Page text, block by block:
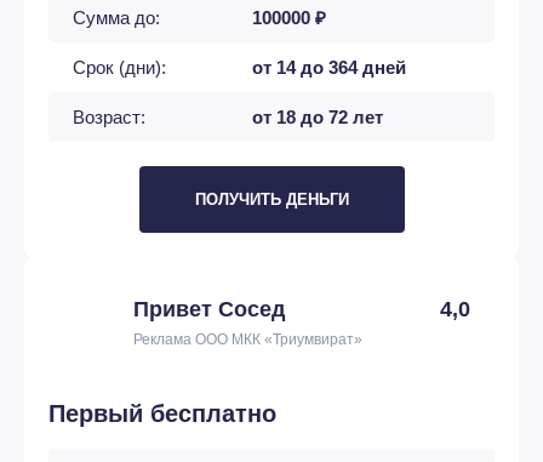
Сумма до: 100000 ₽
Срок (дни): от 14 до 364 дней
Возраст: от 18 до 72 лет
ПОЛУЧИТЬ ДЕНЬГИ
Привет Сосед 4,0
Реклама ООО МКК «Триумвират»
Первый бесплатно